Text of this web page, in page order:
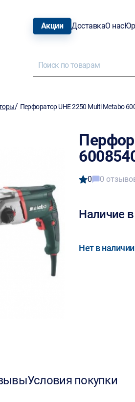
Акции ДоставкаО нас
/ Перфоратор UHE 2250 Multi Metabo
0 0
Наличие
Нет в
Условия покупки